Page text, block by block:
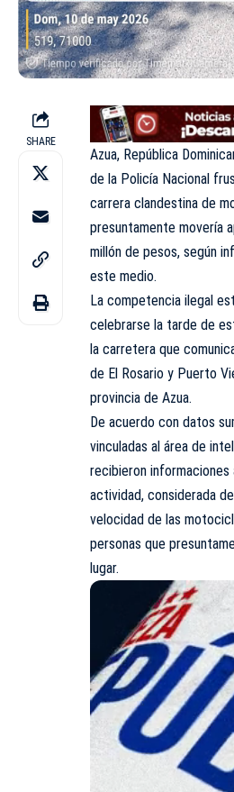
SHARE
Azua, República
de la Policía Nacional
carrera clandestina de
presuntamente movería
millón de pesos, según
este medio.
La competencia ilegal
celebrarse la tarde de
la carretera que
de El Rosario y Puerto
provincia de Azua.
De acuerdo con datos
vinculadas al área de
recibieron
actividad, considerada
velocidad de las
personas que
lugar.